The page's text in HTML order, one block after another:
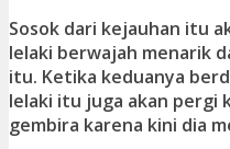
Sosok dari kejauhan itu
lelaki berwajah menarik
itu. Ketika keduanya
lelaki itu juga akan pergi
gembira karena kini dia